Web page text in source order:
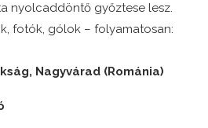
nyolcaddöntő győztese lesz.
fotók, gólok – folyamatosan:
Nagyvárad (Románia)